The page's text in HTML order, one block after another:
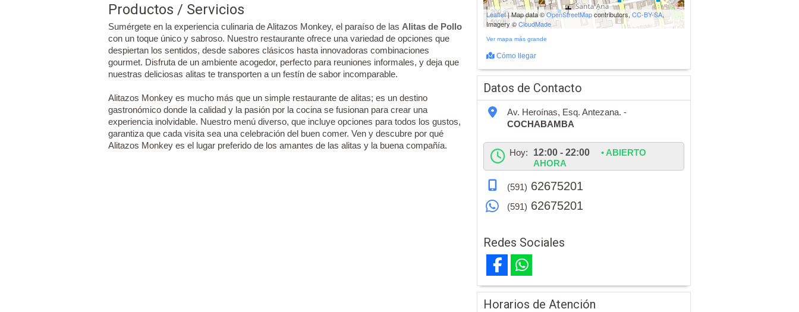
Productos / Servicios
Sumérgete en la experiencia culinaria de Alitazos Monkey, el paraíso de las Alitas de Pollo
con un toque único y sabroso. Nuestro restaurante ofrece una variedad de opciones que
despiertan los sentidos, desde sabores clásicos hasta innovadoras combinaciones
gourmet. Disfruta de un ambiente acogedor, perfecto para reuniones informales, y deja que
nuestras deliciosas alitas te transporten a un festín de sabor incomparable.
Alitazos Monkey es mucho más que un simple restaurante de alitas; es un destino
gastronómico donde la calidad y la pasión por la cocina se fusionan para crear una
experiencia inolvidable. Nuestro menú diverso, que incluye opciones para todos los gustos,
garantiza que cada visita sea una celebración del buen comer. Ven y descubre por qué
Alitazos Monkey es el lugar preferido de los amantes de las alitas y la buena compañía.
200 m
500 ft
Leaflet| Map data ©OpenStreetMapcontributors, CC-BY-SA,
Imagery ©CloudMade
Ver mapa más grande
Cómo llegar
Datos de Contacto
Av. Heroínas, Esq. Antezana. -
COCHABAMBA
Hoy: 12:00 - 22:00
• ABIERTO
AHORA
(591) 62675201
(591) 62675201
Redes Sociales
Horarios de Atención